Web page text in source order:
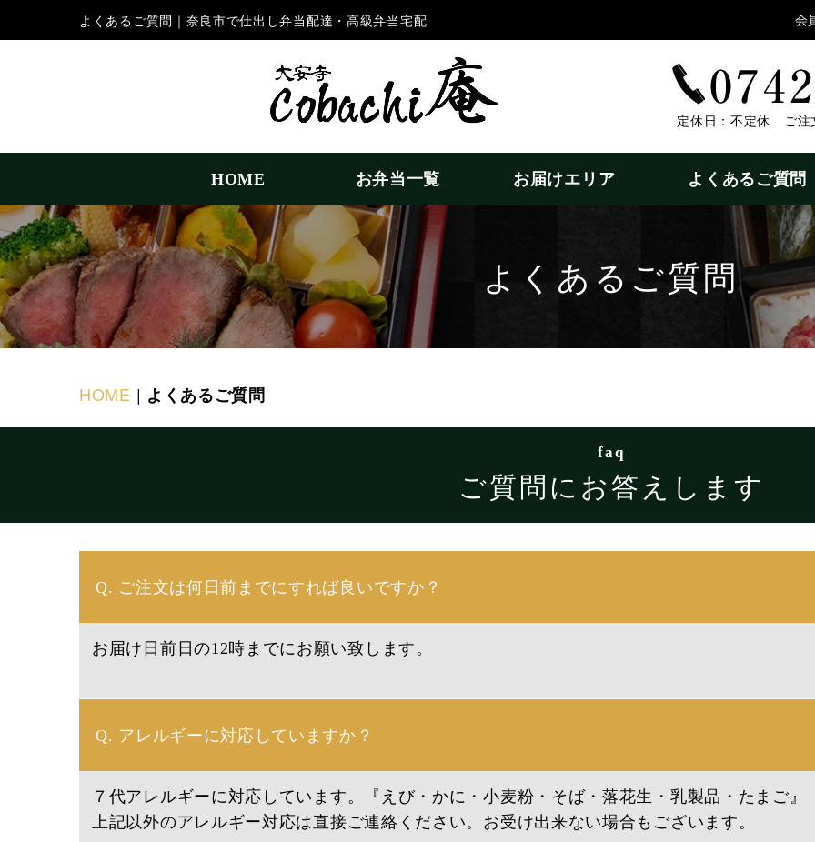
よくあるご質問｜奈良市で仕出し弁当配達・高級弁当宅配 会
定休日：不定休 ご注
HOME お弁当一覧 お届けエリア よくあるご質問
よくあるご質問
HOME | よくあるご質問
faq
ご質問にお答えします
Q. ご注文は何日前までにすれば良いですか？
お届け日前日の12時までにお願い致します。
Q. アレルギーに対応していますか？
７代アレルギーに対応しています。『えび・かに・小麦粉・そば・落花生・乳製品・たまご』
上記以外のアレルギー対応は直接ご連絡ください。お受け出来ない場合もございます。